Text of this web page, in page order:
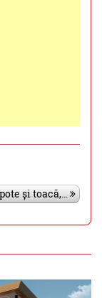
și toacă,...